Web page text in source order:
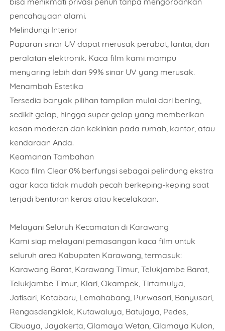
pencahayaan alami.
Melindungi Interior
Paparan sinar UV dapat merusak perabot, lantai, dan
peralatan elektronik. Kaca film kami mampu
menyaring lebih dari 99% sinar UV yang merusak.
Menambah Estetika
Tersedia banyak pilihan tampilan mulai dari bening,
sedikit gelap, hingga super gelap yang memberikan
kesan moderen dan kekinian pada rumah, kantor, atau
kendaraan Anda.
Keamanan Tambahan
Kaca film Clear 0% berfungsi sebagai pelindung ekstra
agar kaca tidak mudah pecah berkeping-keping saat
terjadi benturan keras atau kecelakaan.
Melayani Seluruh Kecamatan di Karawang
Kami siap melayani pemasangan kaca film untuk
seluruh area Kabupaten Karawang, termasuk:
Karawang Barat, Karawang Timur, Telukjambe Barat,
Telukjambe Timur, Klari, Cikampek, Tirtamulya,
Jatisari, Kotabaru, Lemahabang, Purwasari, Banyusari,
Rengasdengklok, Kutawaluya, Batujaya, Pedes,
Cibuaya, Jayakerta, Cilamaya Wetan, Cilamaya Kulon,